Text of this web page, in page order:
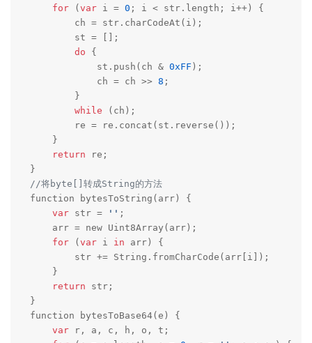
for ( var i = 0 ; i < str.length; i++) {
        ch = str.charCodeAt(i);
        st = [];
do {
            st.push(ch &
0xFF );
            ch = ch >>
8 ;
        }
while (ch);
        re = re.concat(st.reverse());
    }
return re;
//将byte[]转成String的方法
function bytesToString(arr) {
var str = '' ;
    arr = new Uint8Array(arr);
for ( var i in arr) {
        str += String.fromCharCode(arr[i]);
    }
return str;
}
function bytesToBase64(e) {
var r, a, c, h, o, t;